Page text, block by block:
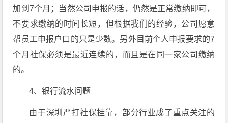
加到7个月；当然公司申报的话，仍然是正常缴纳即可，
不要求缴纳的时间长短，但根据我们的经验，公司愿意
帮员工申报户口的只是少数。另外目前个人申报要求的7
个月社保必须是最近连续的，而且是在同一家公司缴纳
的。
4、银行流水问题
由于深圳严打社保挂靠，部分行业成了重点关注的